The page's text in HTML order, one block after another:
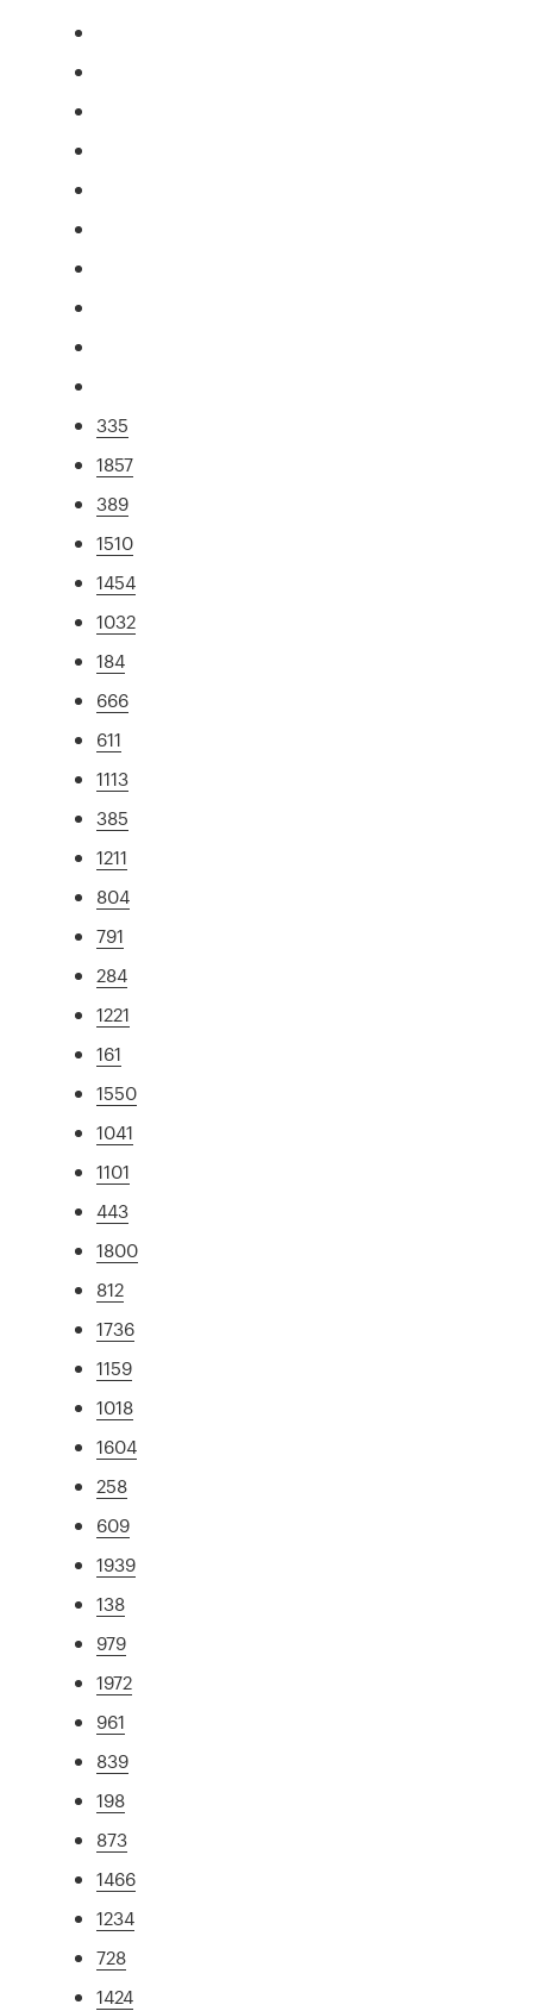
335
1857
389
1510
1454
1032
184
666
611
1113
385
1211
804
791
284
1221
161
1550
1041
1101
443
1800
812
1736
1159
1018
1604
258
609
1939
138
979
1972
961
839
198
873
1466
1234
728
1424